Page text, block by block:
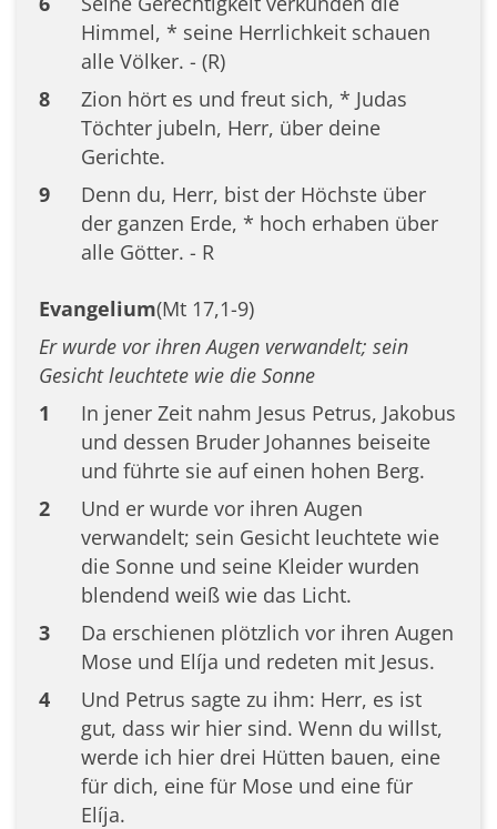
Himmel, * seine Herrlichkeit schauen
alle Völker. - (R)
8
Zion hört es und freut sich, * Judas
Töchter jubeln, Herr, über deine
Gerichte.
9
Denn du, Herr, bist der Höchste über
der ganzen Erde, * hoch erhaben über
alle Götter. - R
Evangelium(Mt 17,1-9)
Er wurde vor ihren Augen verwandelt; sein
Gesicht leuchtete wie die Sonne
1
In jener Zeit nahm Jesus Petrus, Jakobus
und dessen Bruder Johannes beiseite
und führte sie auf einen hohen Berg.
2
Und er wurde vor ihren Augen
verwandelt; sein Gesicht leuchtete wie
die Sonne und seine Kleider wurden
blendend weiß wie das Licht.
3
Da erschienen plötzlich vor ihren Augen
Mose und Elíja und redeten mit Jesus.
4
Und Petrus sagte zu ihm: Herr, es ist
gut, dass wir hier sind. Wenn du willst,
werde ich hier drei Hütten bauen, eine
für dich, eine für Mose und eine für
Elíja.